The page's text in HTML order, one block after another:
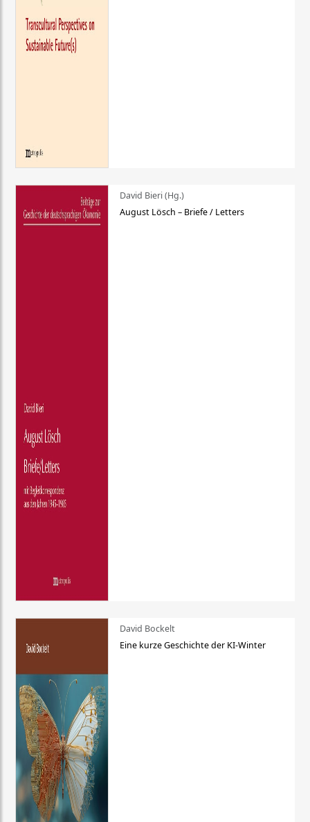
David Bieri (Hg.)
August Lösch – Briefe / Letters
David Bockelt
Eine kurze Geschichte der KI-Winter